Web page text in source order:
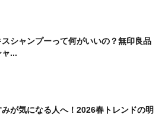
シャンプーって何がいいの？無印良品
...
が気になる人へ！2026春トレンドの明